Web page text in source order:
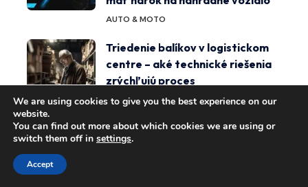
AUTO & MOTO
Triedenie balíkov v logistickom
centre – aké technické riešenia
zrýchľujú proces
VEDA & TECHNOLÓGIE
Stolárstvo dnes: remeslo, ktoré
prežilo storočia
We are using cookies to give you the best experience on our
website.
You can find out more about which cookies we are using or
switch them off in settings.
Accept